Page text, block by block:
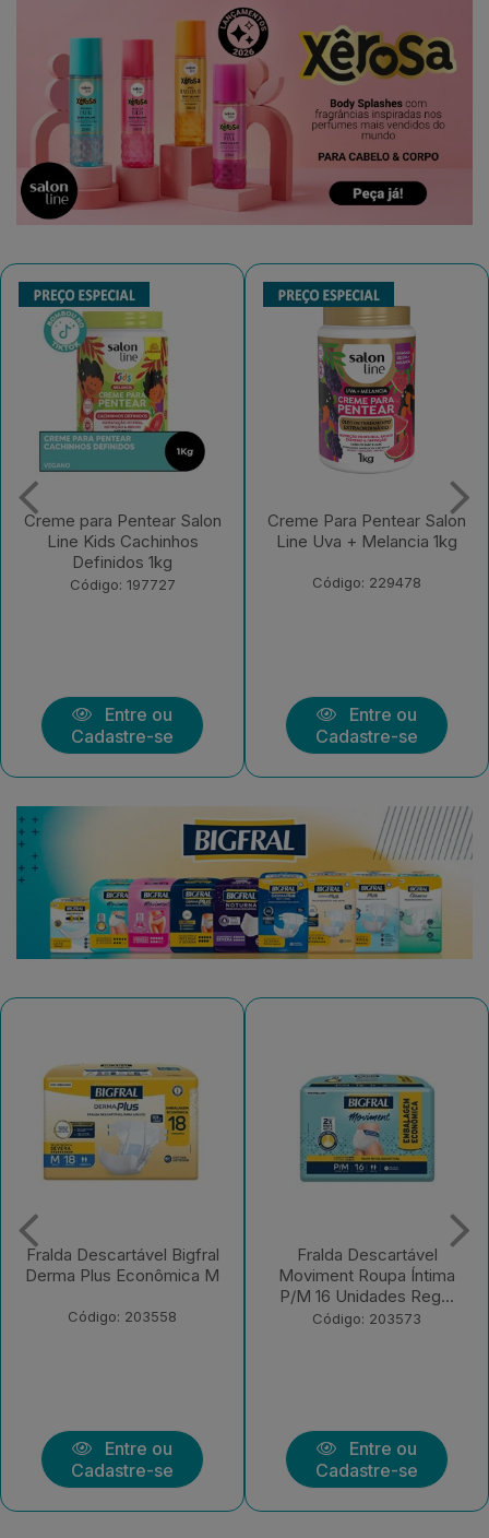
Creme Para Pentear Salon
Line Uva + Melancia 1kg
Código: 229478
Entre ou
Cadastre-se
Creme Para Pentear Salon
Line Kids Açaí Sem Frizz
Código: 229472
Entre ou
Cadastre-se
Fralda Descartável
Moviment Roupa Íntima
Código: 203573
Entre ou
Cadastre-se
Fralda Descartável Bigfral
Clássica Regular EX 7
Unidades
Código: 203570
Entre ou
Cadastre-se